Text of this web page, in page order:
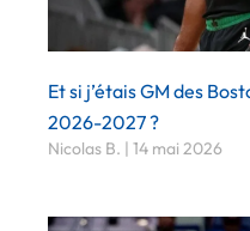
Et si j’étais GM des
2026-2027 ?
Nicolas B. 14 mai 2026